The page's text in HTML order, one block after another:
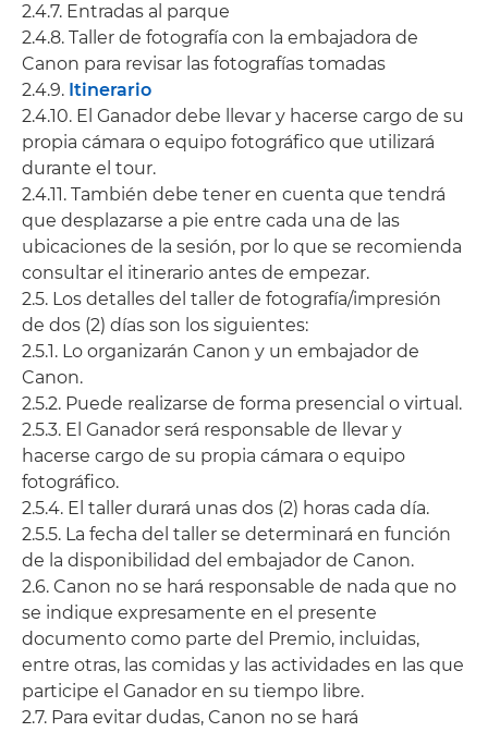
2.4.7. Entradas al parque
2.4.8. Taller de fotografía con la embajadora de
Canon para revisar las fotografías tomadas
2.4.9. Itinerario
2.4.10. El Ganador debe llevar y hacerse cargo de su
propia cámara o equipo fotográfico que utilizará
durante el tour.
2.4.11. También debe tener en cuenta que tendrá
que desplazarse a pie entre cada una de las
ubicaciones de la sesión, por lo que se recomienda
consultar el itinerario antes de empezar.
2.5. Los detalles del taller de fotografía/impresión
de dos (2) días son los siguientes:
2.5.1. Lo organizarán Canon y un embajador de
Canon.
2.5.2. Puede realizarse de forma presencial o virtual.
2.5.3. El Ganador será responsable de llevar y
hacerse cargo de su propia cámara o equipo
fotográfico.
2.5.4. El taller durará unas dos (2) horas cada día.
2.5.5. La fecha del taller se determinará en función
de la disponibilidad del embajador de Canon.
2.6. Canon no se hará responsable de nada que no
se indique expresamente en el presente
documento como parte del Premio, incluidas,
entre otras, las comidas y las actividades en las que
participe el Ganador en su tiempo libre.
2.7. Para evitar dudas, Canon no se hará